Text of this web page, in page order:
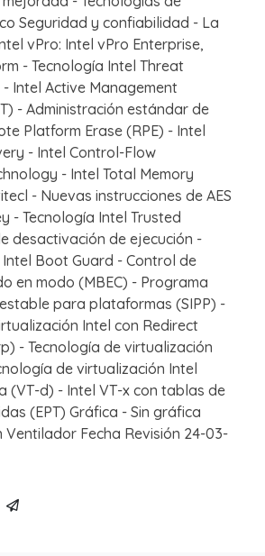
Seguridad y confiabilidad - La
vPro: Intel vPro Enterprise,
- Tecnología Intel Threat
Intel Active Management
- Administración estándar de
Platform Erase (RPE) - Intel
- Intel Control-Flow
- Intel Total Memory
- Nuevas instrucciones de AES
- Tecnología Intel Trusted
desactivación de ejecución -
Intel Boot Guard - Control de
en modo (MBEC) - Programa
para plataformas (SIPP) -
Intel con Redirect
- Tecnología de virtualización
de virtualización Intel
(VT-d) - Intel VT-x con tablas de
(EPT) Gráfica - Sin gráfica
Ventilador Fecha Revisión 24-03-